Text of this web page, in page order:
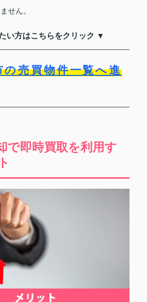
せん。
い方はこちらをクリック ▼
の売買物件一覧へ進
で即時買取を利用す